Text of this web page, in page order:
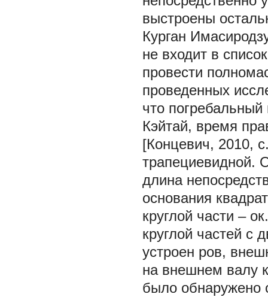
выстроены
Курган
не входит в
провести
проведенных
что
Кэйтай, время
[Концевич, 2010,
трапециевидной.
длина
основания
круглой части –
круглой частей с
устроен ров,
на внешнем валу
было обнаружено